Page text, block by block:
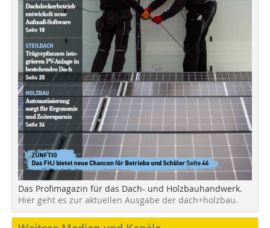
Das Profimagazin für das Dach- und Holzbauhandwerk.
Hier geht es zur aktuellen Ausgabe der dach+holzbau.